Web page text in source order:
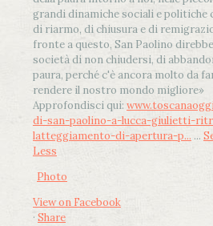
grandi dinamiche sociali e politiche
di riarmo, di chiusura e di
fronte a questo, San Paolino
società di non chiudersi, di
paura, perché c'è ancora molto da
rendere il nostro mondo migliore»
Approfondisci qui:
di-san-paolino-a-lucca-giulietti-
latteggiamento-di-apertura-p... ...
Less
Photo
View on Facebook
· Share